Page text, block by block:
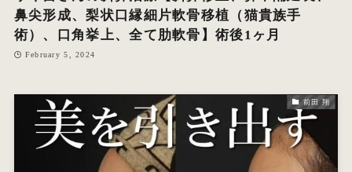
鼻尖形成、梨状口縁細片軟骨移植（猫貴族手
術）、口角挙上、全て肋軟骨】術後1ヶ月
February 5, 2024
前田 翔